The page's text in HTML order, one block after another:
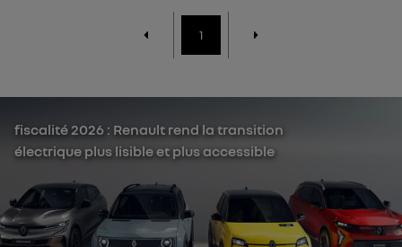
1
fiscalité 2026 : Renault rend la transition
électrique plus lisible et plus accessible